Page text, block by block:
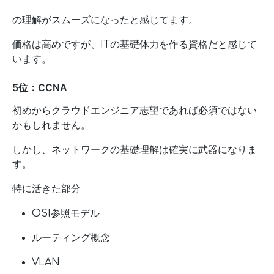
の理解がスムーズになったと感じてます。
価格は高めですが、ITの基礎体力を作る資格だと感じて
います。
5位：CCNA
初めからクラウドエンジニア志望であれば必須ではない
かもしれません。
しかし、ネットワークの基礎理解は確実に武器になりま
す。
特に活きた部分
OSI参照モデル
ルーティング概念
VLAN